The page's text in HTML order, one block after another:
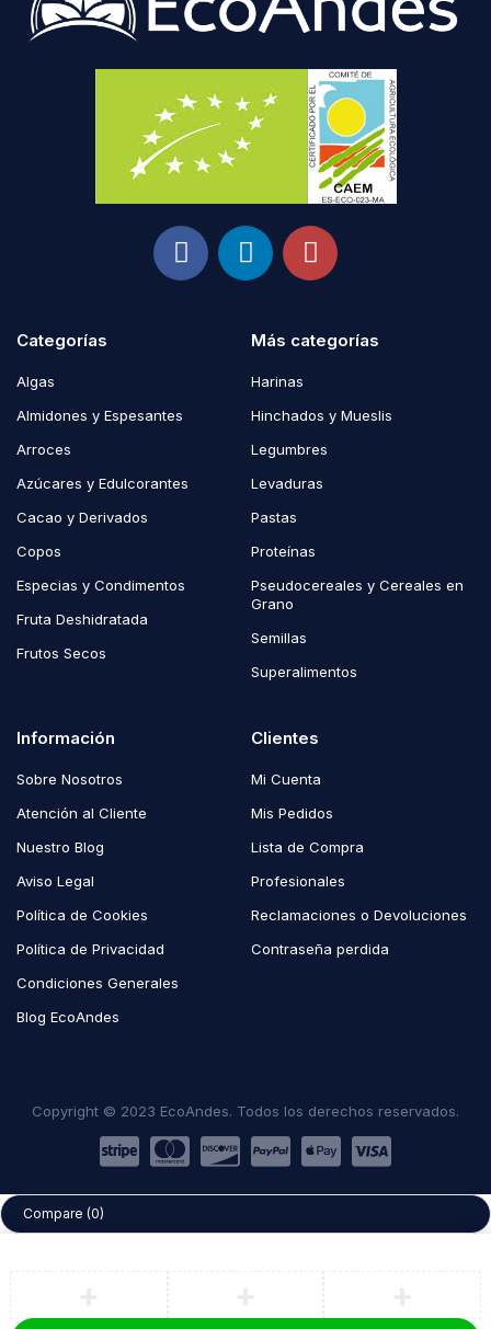
Categorías
Algas
Almidones y Espesantes
Arroces
Azúcares y Edulcorantes
Cacao y Derivados
Copos
Especias y Condimentos
Fruta Deshidratada
Frutos Secos
Más categorías
Harinas
Hinchados y Mueslis
Legumbres
Levaduras
Pastas
Proteínas
Pseudocereales y Cereales en
Grano
Semillas
Superalimentos
Información
Sobre Nosotros
Atención al Cliente
Nuestro Blog
Aviso Legal
Política de Cookies
Política de Privacidad
Condiciones Generales
Blog EcoAndes
Clientes
Mi Cuenta
Mis Pedidos
Lista de Compra
Profesionales
Reclamaciones o Devoluciones
Contraseña perdida
Copyright © 2023 EcoAndes. Todos los derechos reservados.
Compare (0)